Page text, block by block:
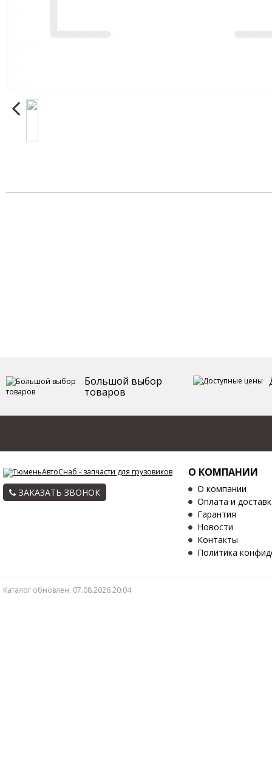
Большой выбор
товаров
ЗАКАЗАТЬ ЗВОНОК
О КОМПАНИИ
О компании
Оплата и
Гарантия
Новости
Контакты
Политика
Каталог обновлен: 07.08.2026 20:04